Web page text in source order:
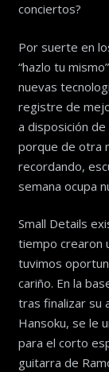
conciertos?
Por suerte en
“hazlo tu
nuevas
registre de
a disposición
porque de otra
recordando,
semana ocupa
Small Details
tiempo crearon
tuvimos
cariño. En la
tras finalizar su
Hansoku, se le
para el corto
guitarra de